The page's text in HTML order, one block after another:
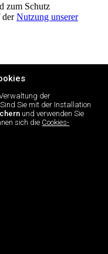
zum Schutz
derNutzung unserer
der
Sie mit der Installation
und verwenden Sie
sich die Cookies-